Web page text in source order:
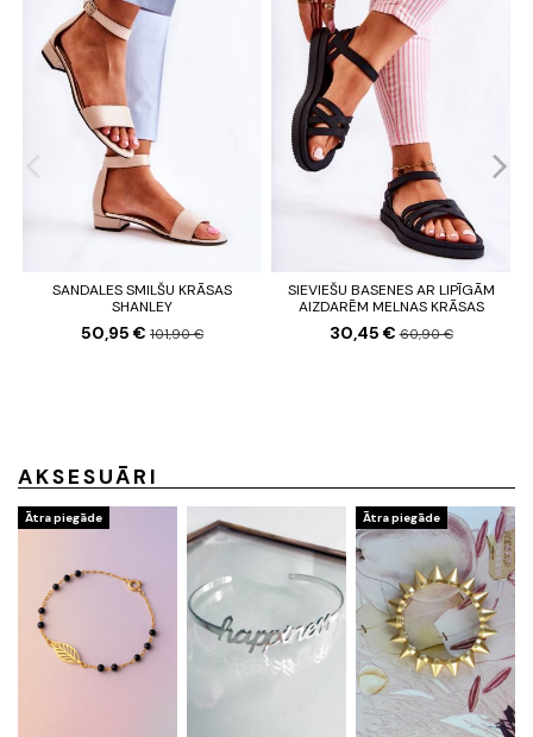
SANDALES SMILŠU KRĀSAS
SHANLEY
50,95 € 101,90 €
SIEVIEŠU BASENES AR LIPĪGĀM
AIZDARĒM MELNAS KRĀSAS
30,45 €60,90 €
AKSESUĀRI
Ātra piegāde Ātra piegāde